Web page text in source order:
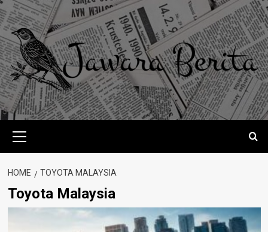
Skip
to
content
Menu
HOME TOYOTA MALAYSIA
Toyota Malaysia